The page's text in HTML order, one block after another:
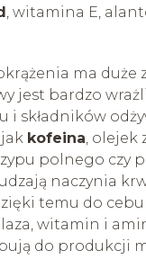
, witamina E,
ma duże
jest bardzo
składników
kofeina , olejek
polnego czy
naczynia
temu do
witamin i
do produkcji